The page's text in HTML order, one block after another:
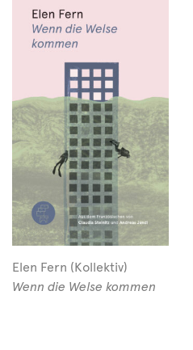
Elen Fern (Kollektiv)
Wenn die Welse kommen